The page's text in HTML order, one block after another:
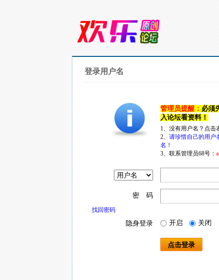
登录用户名
管理员提醒： 必须
入论坛看资料！
1、没有用户名？点
2、 请珍惜自己的用户
名！
3、联系管理员68号：
密 码
找回密码
隐身登录 开启 关闭
点击登录